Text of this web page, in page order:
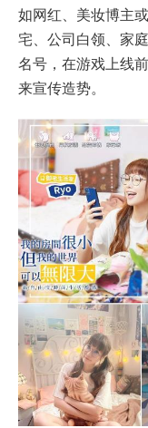
如网红、美妆博主
宅、公司白领、家
名号，在游戏上线
来宣传造势。